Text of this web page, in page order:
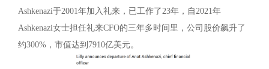
Ashkenazi于2001年加入礼来，已工作了23年，自2021年
Ashkenazi女士担任礼来CFO的三年多时间里，公司股价飙升了
约300%，市值达到7910亿美元。